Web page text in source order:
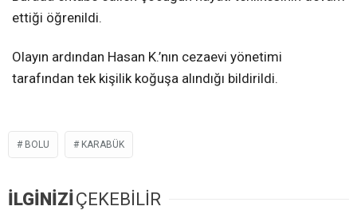
ettiği öğrenildi.
Olayın ardından Hasan K.’nın cezaevi yönetimi
tarafından tek kişilik koğuşa alındığı bildirildi.
BOLU KARABÜK
İLGİNİZİ ÇEKEBİLİR